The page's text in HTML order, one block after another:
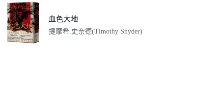
血色大地
提摩希.史奈德(Timothy Snyder)